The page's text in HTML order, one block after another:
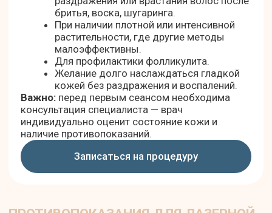
В день процедуры не наносить
кремы, масла или лосьоны на
кожу ног.
ЧТО БУДЕТ ПОСЛЕ ПРОЦЕДУРЫ